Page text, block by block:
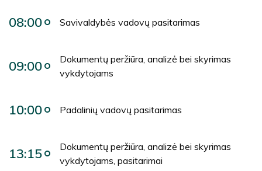
08:00 Savivaldybės vadovų pasitarimas
09:00
Dokumentų peržiūra, analizė bei skyrimas
vykdytojams
10:00 Padalinių vadovų pasitarimas
13:15
Dokumentų peržiūra, analizė bei skyrimas
vykdytojams, pasitarimai